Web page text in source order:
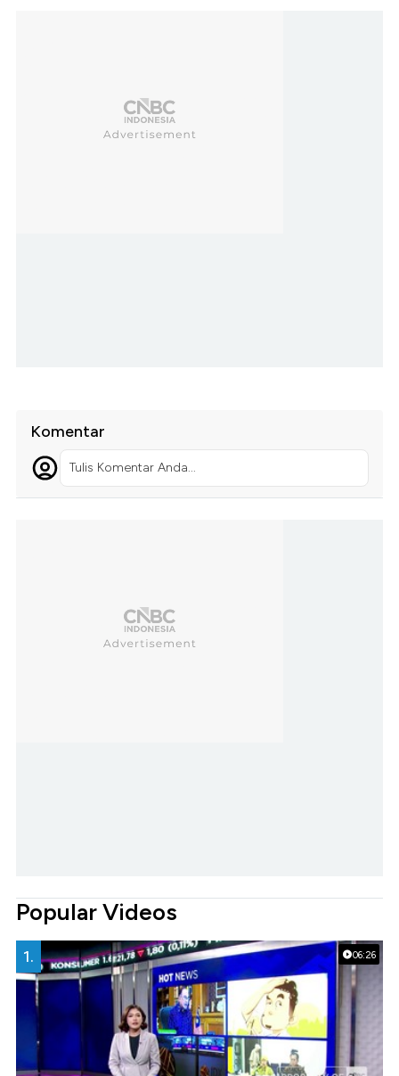
Komentar
Tulis Komentar Anda...
Popular Videos
06:26
1.